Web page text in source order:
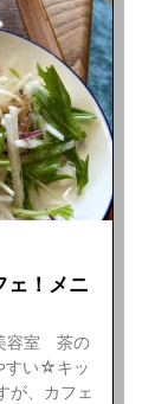
ェ！メニ
容室 茶の
すい☆キッ
が、カフェ